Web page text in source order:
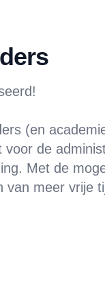
(en
de
Met de
van meer vrije